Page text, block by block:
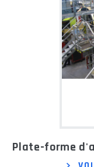
Plate-forme